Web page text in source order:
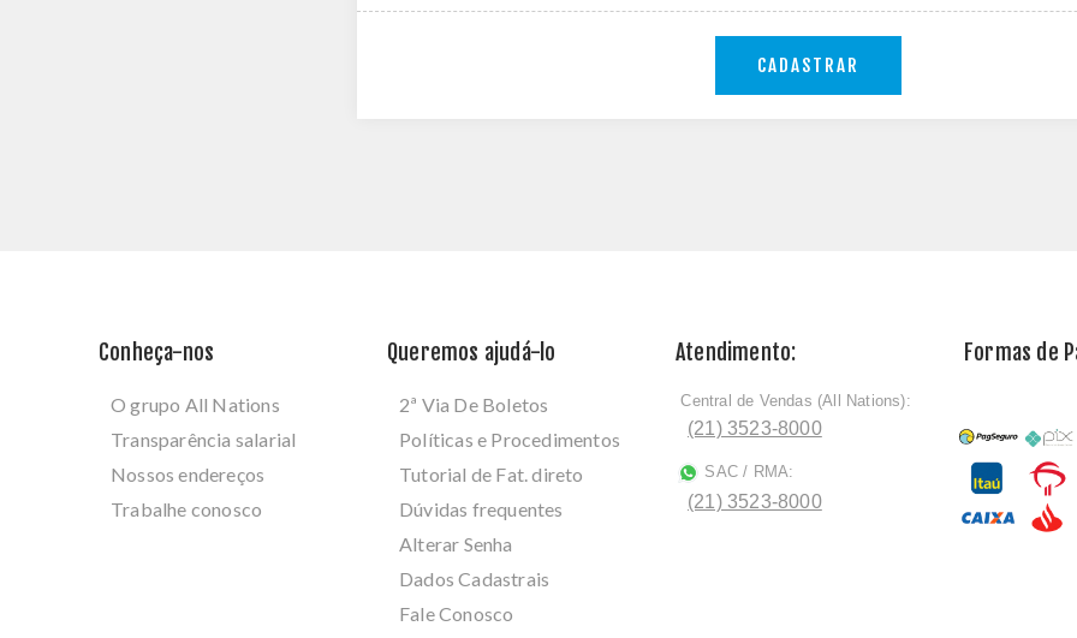
CADASTRAR
Conheça-nos
O grupo All Nations
Transparência salarial
Nossos endereços
Trabalhe conosco
Queremos ajudá-lo
2ª Via De Boletos
Políticas e Procedimentos
Tutorial de Fat. direto
Dúvidas frequentes
Alterar Senha
Dados Cadastrais
Fale Conosco
Atendimento:
ﾠCentral de Vendas (All Nations):
(21) 3523-8000
SAC / RMA:
(21) 3523-8000
Formas de